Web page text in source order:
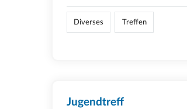
Diverses Treffen
Jugendtreff